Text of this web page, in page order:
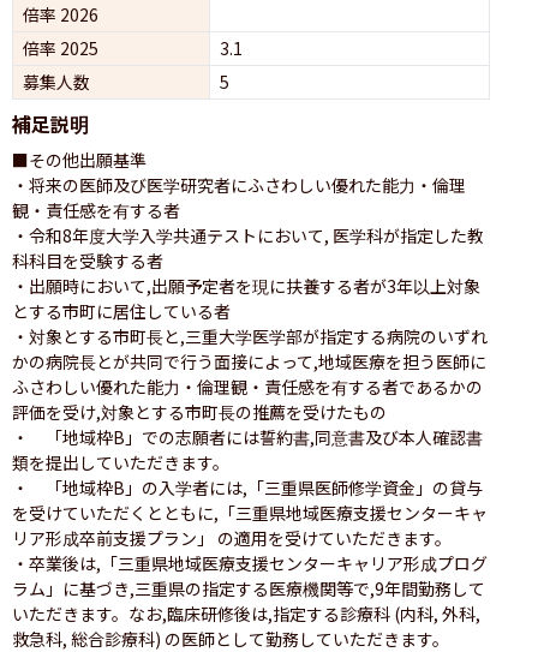
倍率 2026
倍率 2025
3.1
募集人数
5
補足説明
■その他出願基準
・将来の医師及び医学研究者にふさわしい優れた能力・倫理
観・責任感を有する者
・令和8年度大学入学共通テストにおいて, 医学科が指定した教
科科目を受験する者
・出願時において,出願予定者を現に扶養する者が3年以上対象
とする市町に居住している者
・対象とする市町長と,三重大学医学部が指定する病院のいずれ
かの病院長とが共同で行う面接によって,地域医療を担う医師に
ふさわしい優れた能力・倫理観・責任感を有する者であるかの
評価を受け,対象とする市町長の推薦を受けたもの
・　「地域枠B」での志願者には誓約書,同意書及び本人確認書
類を提出していただきます。
・　「地域枠B」の入学者には,「三重県医師修学資金」の貸与
を受けていただくとともに,「三重県地域医療支援センターキャ
リア形成卒前支援プラン」 の適用を受けていただきます。
・卒業後は,「三重県地域医療支援センターキャリア形成プログ
ラム」に基づき,三重県の指定する医療機関等で,9年間勤務して
いただきます。なお,臨床研修後は,指定する診療科 (内科, 外科,
救急科, 総合診療科) の医師として勤務していただきます。